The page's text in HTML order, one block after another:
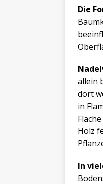
Die
allein
dort
in
Holz
In